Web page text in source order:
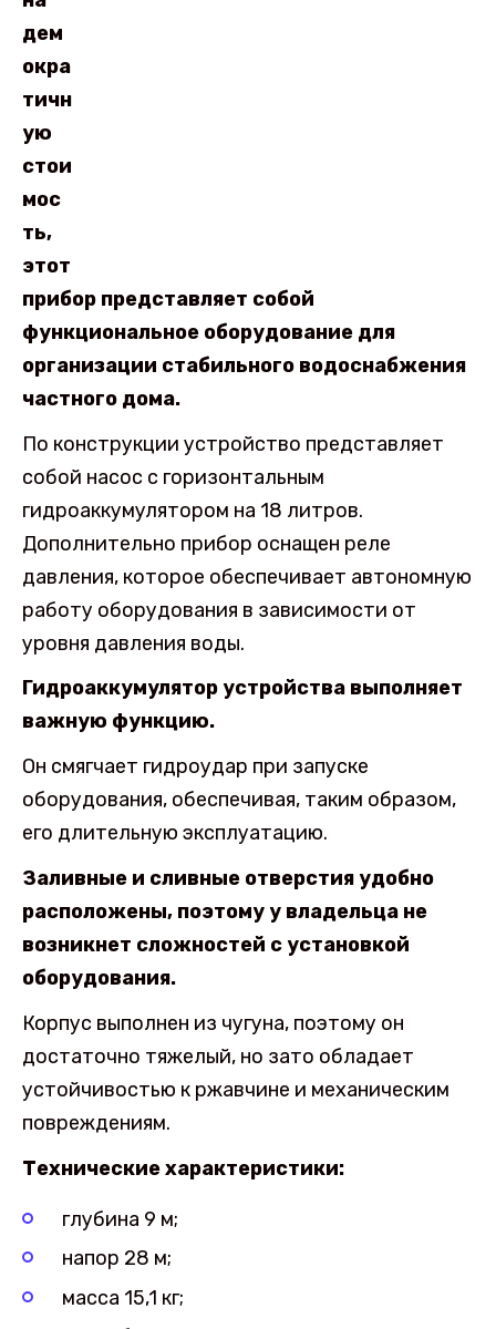
дем
окра
тичн
ую
стои
мос
ть,
этот
прибор представляет собой
функциональное оборудование для
организации стабильного водоснабжения
частного дома.
По конструкции устройство представляет
собой насос с горизонтальным
гидроаккумулятором на 18 литров.
Дополнительно прибор оснащен реле
давления, которое обеспечивает автономную
работу оборудования в зависимости от
уровня давления воды.
Гидроаккумулятор устройства выполняет
важную функцию.
Он смягчает гидроудар при запуске
оборудования, обеспечивая, таким образом,
его длительную эксплуатацию.
Заливные и сливные отверстия удобно
расположены, поэтому у владельца не
возникнет сложностей с установкой
оборудования.
Корпус выполнен из чугуна, поэтому он
достаточно тяжелый, но зато обладает
устойчивостью к ржавчине и механическим
повреждениям.
Технические характеристики:
глубина 9 м;
напор 28 м;
масса 15,1 кг;